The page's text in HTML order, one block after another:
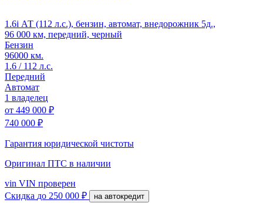
1.6i АТ (112 л.с.), бензин, автомат, внедорожник 5д.,
96 000 км, передний, черный
Бензин
96000 км.
1.6 / 112 л.с.
Передний
Автомат
1 владелец
от 449 000 ₽
740 000 ₽
Гарантия юридической чистоты
Оригинал ПТС в наличии
vin VIN проверен
Скидка до 250 000 ₽ на автокредит